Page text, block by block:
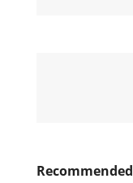
Recommended